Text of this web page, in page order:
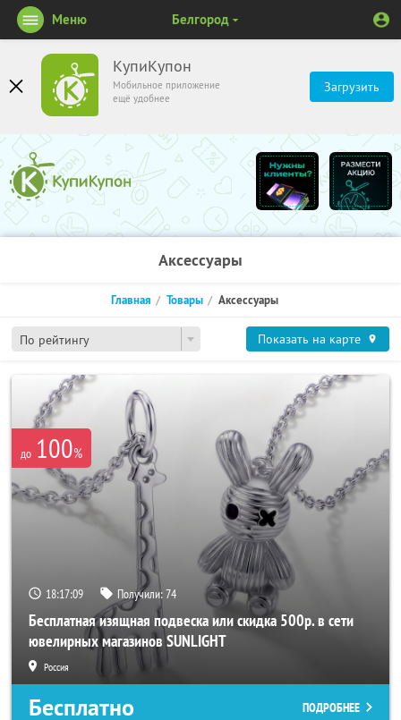
КупиКупон
Мобильное приложение
ещё удобнее
Загрузить
Меню Белгород
Аксессуары
По рейтингу
Главная Товары Аксессуары
Показать на карте
до 100%
18:17:08 Получили:74
Бесплатная изящная подвеска или скидка 500р. в сети
ювелирных магазинов SUNLIGHT
Россия
Бесплатно ПОДРОБНЕЕ